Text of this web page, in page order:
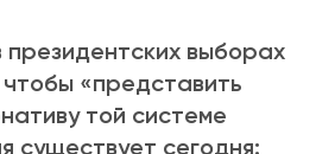
президентских выборах
«представить
той системе
существует сегодня: